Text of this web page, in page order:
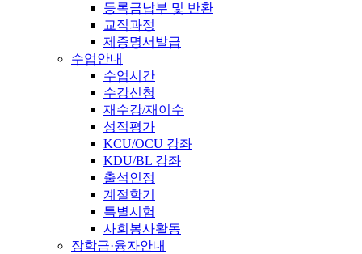
등록금납부 및 반환
교직과정
제증명서발급
수업안내
수업시간
수강신청
재수강/재이수
성적평가
KCU/OCU 강좌
KDU/BL 강좌
출석인정
계절학기
특별시험
사회봉사활동
장학금·융자안내